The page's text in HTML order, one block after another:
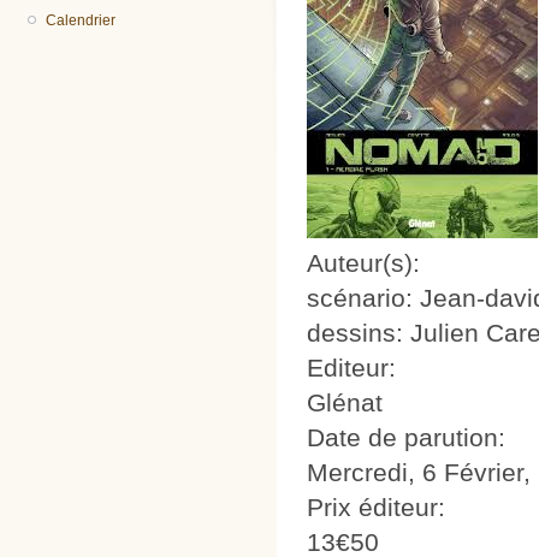
Calendrier
Auteur(s):
scénario: Jean-
dessins: Julien
Editeur:
Glénat
Date de parution:
Mercredi, 6 Février,
Prix éditeur:
13€50